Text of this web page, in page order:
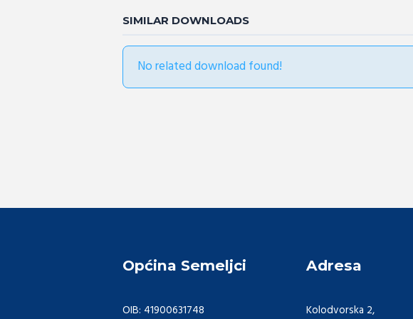
SIMILAR DOWNLOADS
No related download found!
Općina Semeljci
OIB: 41900631748
Adresa
Kolodvorska 2,